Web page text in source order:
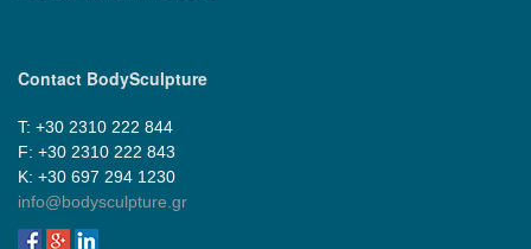
Contact BodySculpture
Τ: +30 2310 222 844
F: +30 2310 222 843
Κ: +30 697 294 1230
info@bodysculpture.gr